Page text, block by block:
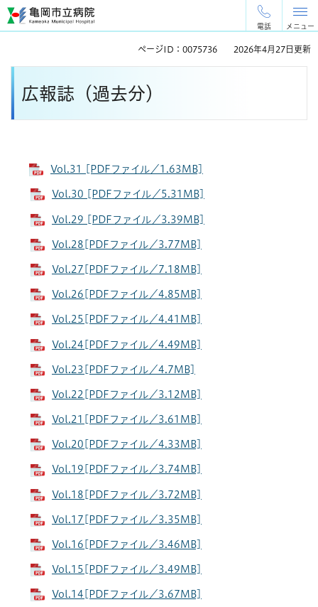
ペ
ー
メ
ニ
電話 メニュー
ページID：0075736 2026年4月27日更新
広報誌（過去分）
Vol.31 [PDFファイル／1.63MB]
Vol.30 [PDFファイル／5.31MB]
Vol.29 [PDFファイル／3.39MB]
Vol.28[PDFファイル／3.77MB]
Vol.27[PDFファイル／7.18MB]
Vol.26[PDFファイル／4.85MB]
Vol.25[PDFファイル／4.41MB]
Vol.24[PDFファイル／4.49MB]
Vol.23[PDFファイル／4.7MB]
Vol.22[PDFファイル／3.12MB]
Vol.21[PDFファイル／3.61MB]
Vol.20[PDFファイル／4.33MB]
Vol.19[PDFファイル／3.74MB]
Vol.18[PDFファイル／3.72MB]
Vol.17[PDFファイル／3.35MB]
Vol.16[PDFファイル／3.46MB]
Vol.15[PDFファイル／3.49MB]
Vol.14[PDFファイル／3.67MB]